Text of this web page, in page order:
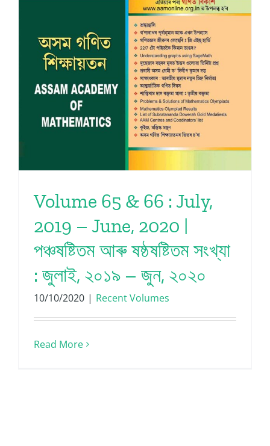
Volume 65 & 66 : July,
2019 – June, 2020 |
পঞ্চষষ্টিতম আৰু ষষ্ঠষষ্টিতম সংখ্যা
: জুলাই, ২০১৯ – জুন, ২০২০
10/10/2020 | Recent Volumes
Read More